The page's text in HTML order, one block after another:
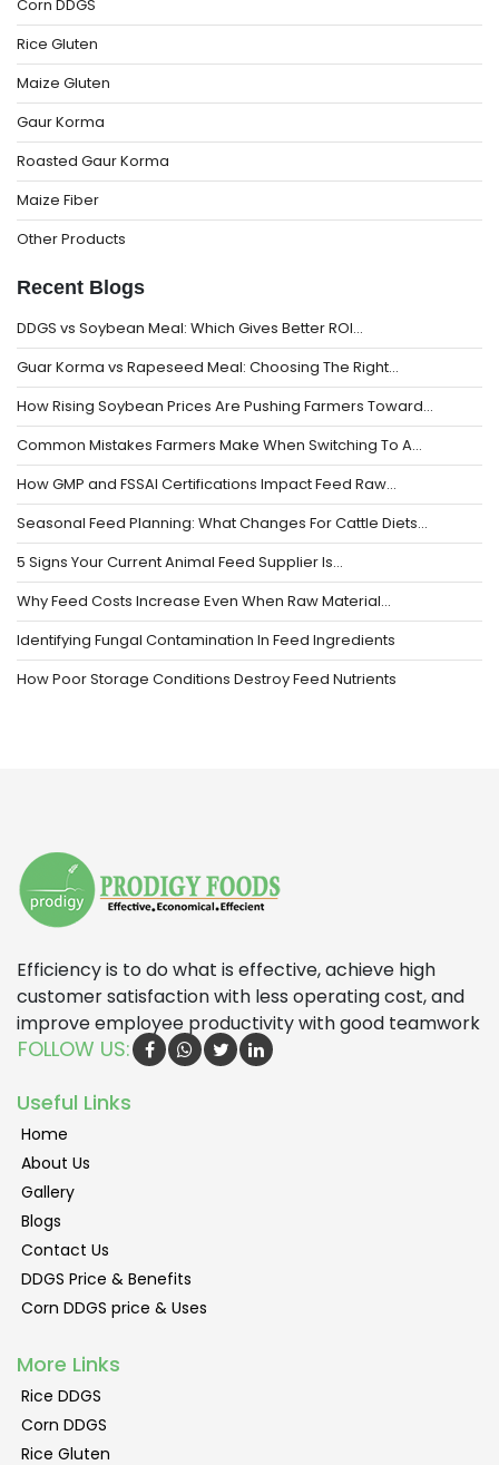
Corn DDGS
Rice Gluten
Maize Gluten
Gaur Korma
Roasted Gaur Korma
Maize Fiber
Other Products
Recent Blogs
DDGS vs Soybean Meal: Which Gives Better ROI…
Guar Korma vs Rapeseed Meal: Choosing The Right…
How Rising Soybean Prices Are Pushing Farmers Toward…
Common Mistakes Farmers Make When Switching To A…
How GMP and FSSAI Certifications Impact Feed Raw…
Seasonal Feed Planning: What Changes For Cattle Diets…
5 Signs Your Current Animal Feed Supplier Is…
Why Feed Costs Increase Even When Raw Material…
Identifying Fungal Contamination In Feed Ingredients
How Poor Storage Conditions Destroy Feed Nutrients
Efficiency is to do what is effective, achieve high
customer satisfaction with less operating cost, and
improve employee productivity with good teamwork
FOLLOW US:
Useful Links
Home
About Us
Gallery
Blogs
Contact Us
DDGS Price & Benefits
Corn DDGS price & Uses
More Links
Rice DDGS
Corn DDGS
Rice Gluten